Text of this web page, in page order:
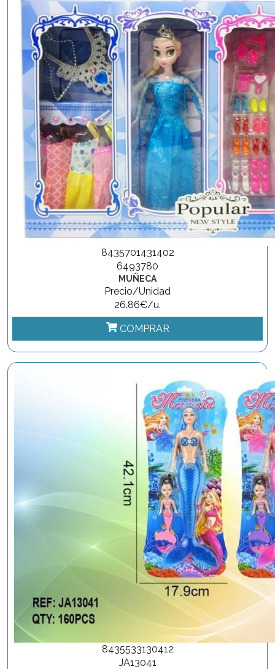
8435701431402
6493780
MUÑECA
Precio/Unidad
26.86€/u.
COMPRAR
8435533130412
JA13041